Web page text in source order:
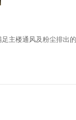
主楼通风及粉尘排出的